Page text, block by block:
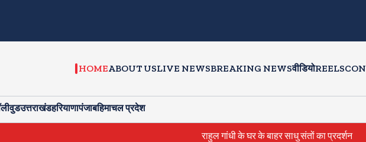
HOMEABOUT USLIVE NEWSBREAKING NEWSवीडियोREELS
उत्तराखंडहरियाणापंजाबहिमाचल प्रदेश
राहुल गांधी के घर के बाहर साधु संतों का प्रदर्शन दिल्ली में मौत के